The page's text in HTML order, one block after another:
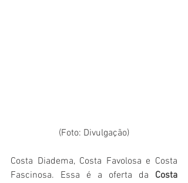
(Foto: Divulgação)
Costa Diadema, Costa Favolosa e Costa
Fascinosa. Essa é a oferta da Costa